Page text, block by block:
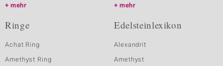
mehr
mehr
Ringe
Achat Ring
Amethyst Ring
Edelsteinlexikon
Alexandrit
Amethyst